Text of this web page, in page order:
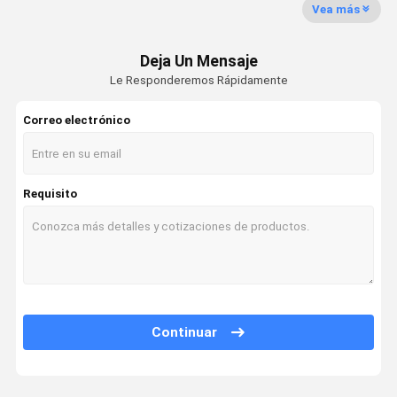
Cable aislado de arriba
Vea más
Deja Un Mensaje
Le Responderemos Rápidamente
Correo electrónico
Requisito
Continuar